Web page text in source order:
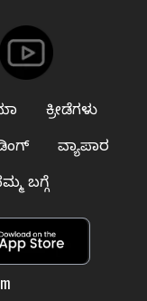
ಕ್ರೀಡೆಗಳು
ವ್ಯಾಪಾರ
ಬಗ್ಗೆ